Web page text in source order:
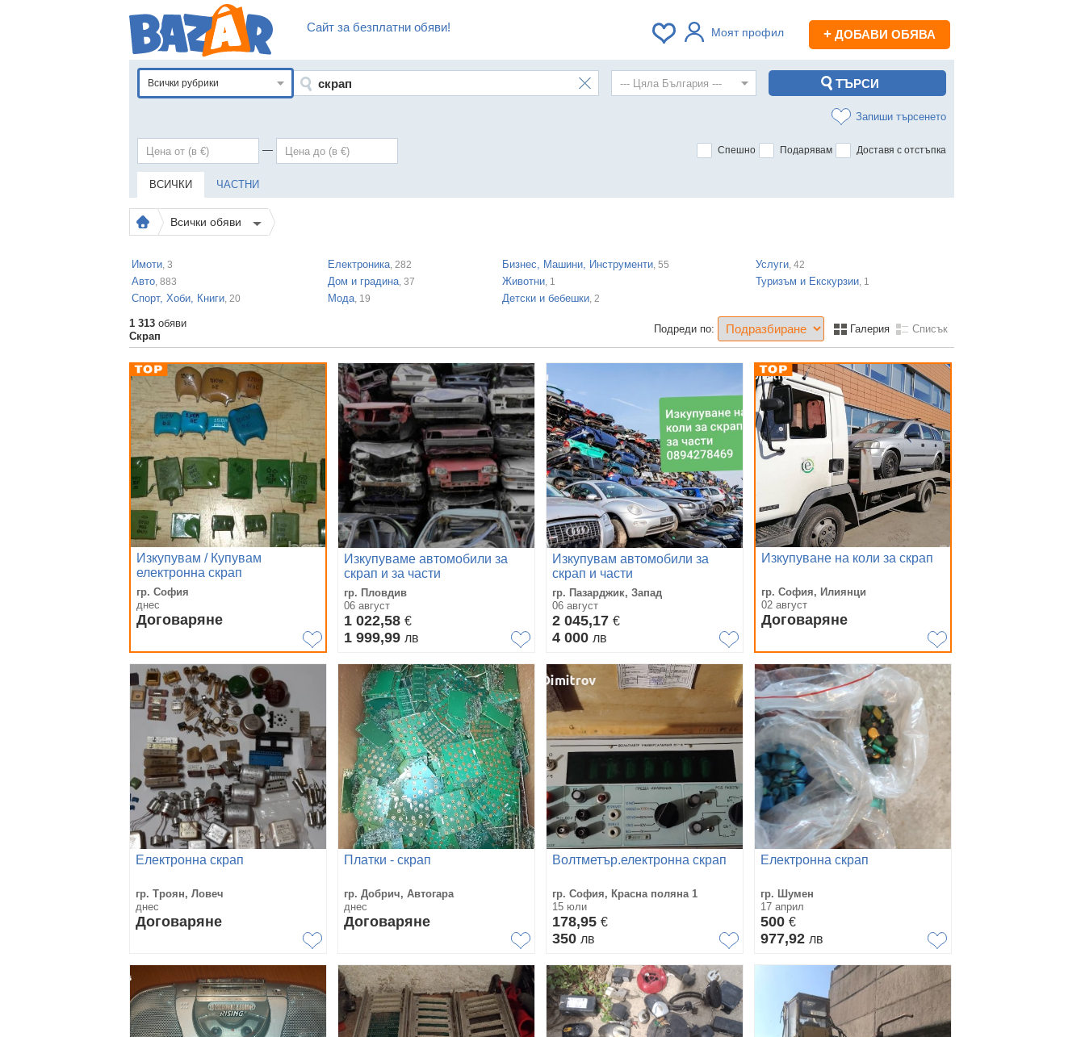
Сайт за безплатни обяви! Моят профил + ДОБАВИ ОБЯВА
Всички рубрики
Запиши търсенето
— Спешно Подарявам Доставя с отстъпка
ВСИЧКИ ЧАСТНИ
Всички обяви
Имоти, 3
Авто, 883
Спорт, Хоби, Книги, 20
Електроника, 282
Дом и градина, 37
Мода, 19
Бизнес, Машини, Инструменти, 55
Животни, 1
Детски и бебешки, 2
Услуги, 42
Туризъм и Екскурзии, 1
1 313 обяви
Скрап
Подреди по: Галерия Списък
Изкупувам / Купувам
електронна скрап
гр. София
днес
Договаряне
Изкупуваме автомобили за
скрап и за части
гр. Пловдив
06 август
1 022,58 €
1 999,99 лв
Изкупувам автомобили за
скрап и части
гр. Пазарджик, Запад
06 август
2 045,17 €
4 000 лв
Изкупуване на коли за скрап
гр. София, Илиянци
02 август
Договаряне
Електронна скрап
гр. Троян, Ловеч
днес
Договаряне
Платки - скрап
гр. Добрич, Автогара
днес
Договаряне
Волтметър.електронна скрап
гр. София, Красна поляна 1
15 юли
178,95 €
350 лв
Електронна скрап
гр. Шумен
17 април
500 €
977,92 лв